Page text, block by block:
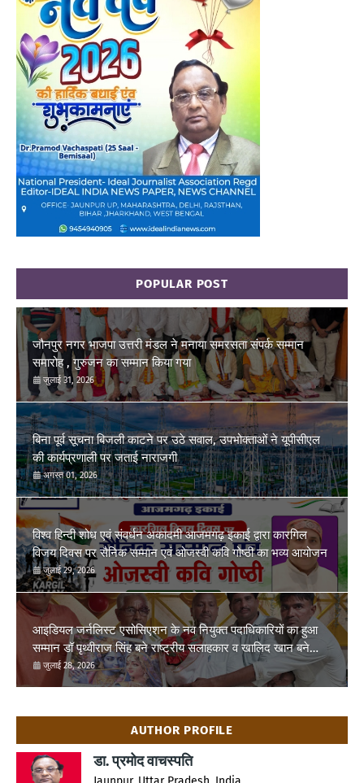
POPULAR POST
जौनपुर नगर भाजपा उत्तरी मंडल ने मनाया समरसता संपर्क सम्मान
समारोह , गुरुजन का सम्मान किया गया
जुलाई 31, 2026
बिना पूर्व सूचना बिजली काटने पर उठे सवाल, उपभोक्ताओं ने यूपीसीएल
की कार्यप्रणाली पर जताई नाराजगी
अगस्त 01, 2026
विश्व हिन्दी शोध एवं संवर्धन अकादमी आजमगढ़ इकाई द्वारा कारगिल
विजय दिवस पर सैनिक सम्मान एवं ओजस्वी कवि गोष्ठी का भव्य आयोजन
जुलाई 29, 2026
आइडियल जर्नलिस्ट एसोसिएशन के नव नियुक्त पदाधिकारियों का हुआ
सम्मान डॉ पृथ्वीराज सिंह बने राष्ट्रीय सलाहकार व खालिद खान बने
तहसील ईकाई फूलपुर अध्यक्ष
जुलाई 28, 2026
AUTHOR PROFILE
डा. प्रमोद वाचस्पति